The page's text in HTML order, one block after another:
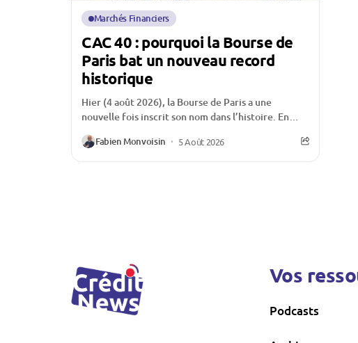
Marchés Financiers
CAC 40 : pourquoi la Bourse de
Paris bat un nouveau record
historique
Hier (4 août 2026), la Bourse de Paris a une
nouvelle fois inscrit son nom dans l’histoire. En
franchissant un nouveau sommet historique,...
Fabien Monvoisin 5 Août 2026
Vos
Podcasts